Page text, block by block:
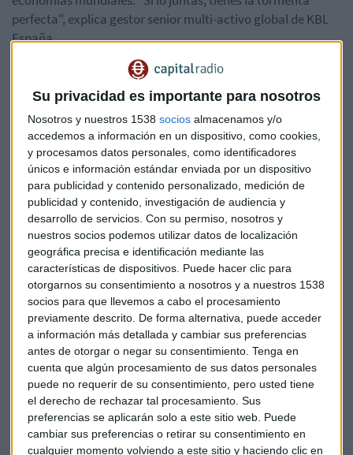
Su privacidad es importante para nosotros
Nosotros y nuestros 1538 socios almacenamos y/o
accedemos a información en un dispositivo, como cookies,
y procesamos datos personales, como identificadores
únicos e información estándar enviada por un dispositivo
para publicidad y contenido personalizado, medición de
publicidad y contenido, investigación de audiencia y
desarrollo de servicios. Con su permiso, nosotros y
nuestros socios podemos utilizar datos de localización
geográfica precisa e identificación mediante las
características de dispositivos. Puede hacer clic para
otorgarnos su consentimiento a nosotros y a nuestros 1538
socios para que llevemos a cabo el procesamiento
previamente descrito. De forma alternativa, puede acceder
a información más detallada y cambiar sus preferencias
antes de otorgar o negar su consentimiento. Tenga en
cuenta que algún procesamiento de sus datos personales
puede no requerir de su consentimiento, pero usted tiene
el derecho de rechazar tal procesamiento. Sus
preferencias se aplicarán solo a este sitio web. Puede
cambiar sus preferencias o retirar su consentimiento en
cualquier momento volviendo a este sitio y haciendo clic en
perfecta", explica gestor senior multi-activo global de KBL
España.
La mejor manera y "más cómoda" es invertir en ETFs que
"replican perfectamente el movimiento del crudo y que son
perfectamente invertibles para la mayoría", sentencia
Horcajo.